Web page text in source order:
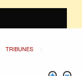
TRIBUNES